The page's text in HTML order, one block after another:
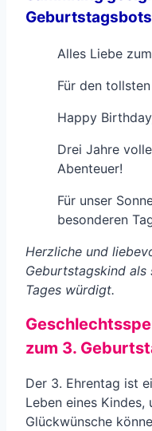
Alles Liebe
Für den
Happy
Drei Jahre
Abenteuer!
Für unser
besonderen
Herzliche und
Geburtstagskind
Tages würdigt.
zum 3.
Der 3. Ehrentag ist
Leben eines
Glückwünsche